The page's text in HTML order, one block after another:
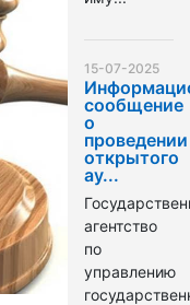
15-07-2025
сообщение
о
проведении
открытого
ау...
агентство
по
управлению